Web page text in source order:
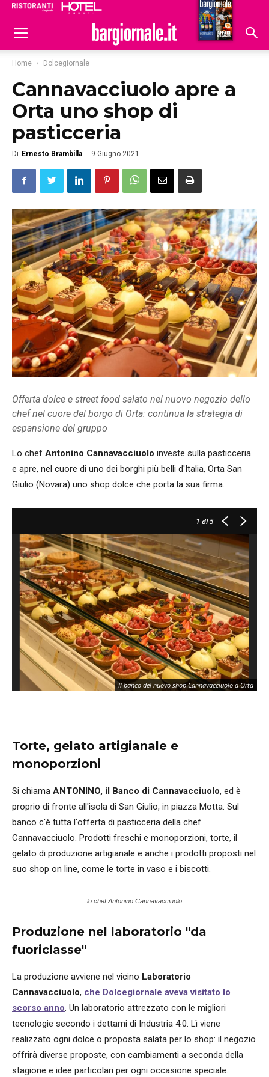
Hoteldomani
Home Dolcegiornale
Cannavacciuolo apre a
Orta uno shop di
pasticceria
Di Ernesto Brambilla - 9 Giugno 2021
Offerta dolce e street food salato nel nuovo negozio dello
chef nel cuore del borgo di Orta: continua la strategia di
espansione del gruppo
Lo chef Antonino Cannavacciuolo investe sulla pasticceria
e apre, nel cuore di uno dei borghi più belli d'Italia, Orta San
Giulio (Novara) uno shop dolce che porta la sua firma.
1 di 5
Il banco del nuovo shop Cannavacciuolo a Orta
Torte, gelato artigianale e
monoporzioni
Si chiama ANTONINO, il Banco di Cannavacciuolo, ed è
proprio di fronte all'isola di San Giulio, in piazza Motta. Sul
banco c'è tutta l'offerta di pasticceria della chef
Cannavacciuolo. Prodotti freschi e monoporzioni, torte, il
gelato di produzione artigianale e anche i prodotti proposti nel
suo shop on line, come le torte in vaso e i biscotti.
lo chef Antonino Cannavacciuolo
Produzione nel laboratorio "da
fuoriclasse"
La produzione avviene nel vicino Laboratorio
Cannavacciuolo, che Dolcegiornale aveva visitato lo
scorso anno. Un laboratorio attrezzato con le migliori
tecnologie secondo i dettami di Industria 4.0. Lì viene
realizzato ogni dolce o proposta salata per lo shop: il negozio
offrirà diverse proposte, con cambiamenti a seconda della
stagione e idee particolari per ogni occasione speciale.